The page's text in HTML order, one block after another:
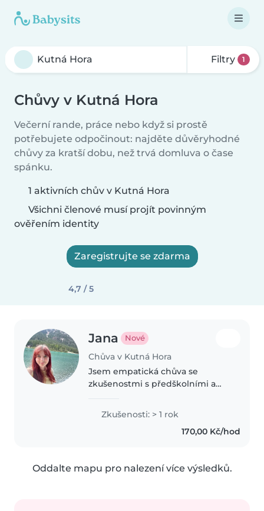
Filtry 1
Chůvy v Kutná Hora
Večerní rande, práce nebo když si prostě
potřebujete odpočinout: najděte důvěryhodné
chůvy za kratší dobu, než trvá domluva o čase
spánku.
1 aktivních chův v Kutná Hora
Všichni členové musí projít povinným
ověřením identity
Zaregistrujte se zdarma
4,7 / 5
Jana Nové
Chůva v Kutná Hora
Jsem empatická chůva se
zkušenostmi s předškolními a
pedagogické lyceum a vedu
kroužky v DDM. Ráda tvořím a
hraju si s dětmi. Pomůžu i s
Zkušenosti: > 1 rok
170,00 Kč/hod
Oddalte mapu pro nalezení více výsledků.